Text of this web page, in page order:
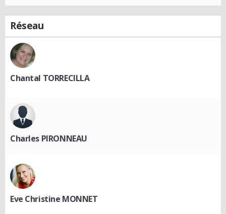
Réseau
Chantal TORRECILLA
Charles PIRONNEAU
Eve Christine MONNET